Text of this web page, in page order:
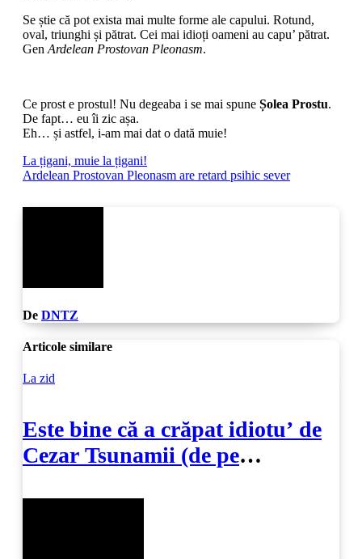
Se știe că pot exista mai multe forme ale capului. Rotund,
oval, triunghi și pătrat. Cei mai idioți oameni au capu’ pătrat.
Gen Ardelean Prostovan Pleonasm.
Ce prost e prostul! Nu degeaba i se mai spune Șolea Prostu.
De fapt… eu îi zic așa.
Eh… și astfel, i-am mai dat o dată muie!
Navigare
în
articole
La țigani, muie la țigani!
Ardelean Prostovan Pleonasm are retard psihic sever
De DNTZ
Articole similare
La zid
Este bine că a crăpat idiotu’ de
Cezar Tsunamii (de pe